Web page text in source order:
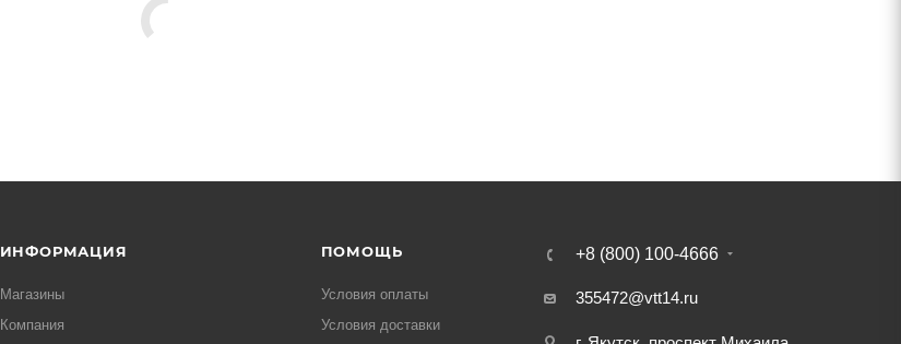
ИНФОРМАЦИЯ
Магазины
Компания
ПОМОЩЬ
Условия оплаты
Условия доставки
+8 (800) 100-4666
355472@vtt14.ru